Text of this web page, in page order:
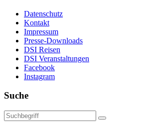
Datenschutz
Kontakt
Impressum
Presse-Downloads
DSI Reisen
DSI Veranstaltungen
Facebook
Instagram
Suche